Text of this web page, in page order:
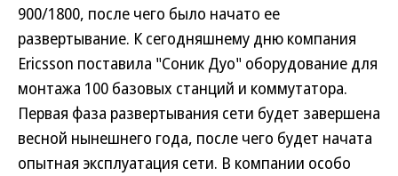
900/1800, после чего было начато ее
развертывание. К сегодняшнему дню компания
Ericsson поставила "Соник Дуо" оборудование для
монтажа 100 базовых станций и коммутатора.
Первая фаза развертывания сети будет завершена
весной нынешнего года, после чего будет начата
опытная эксплуатация сети. В компании особо